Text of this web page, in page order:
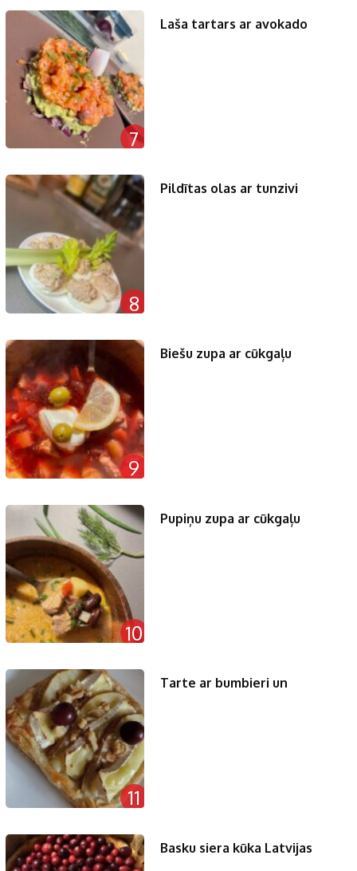
7
Laša tartars ar avokado
8
Pildītas olas ar tunzivi
9
Biešu zupa ar cūkgaļu
10
Pupiņu zupa ar cūkgaļu
11
Tarte ar bumbieri un
Basku siera kūka Latvijas